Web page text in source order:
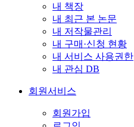
내 책장
내 최근 본 논문
내 저작물관리
내 구매·신청 현황
내 서비스 사용권한
내 관심 DB
회원서비스
회원가입